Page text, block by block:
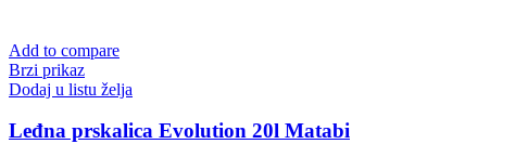
Add to compare
Brzi prikaz
Dodaj u listu želja
Leđna prskalica Evolution 20l Matabi